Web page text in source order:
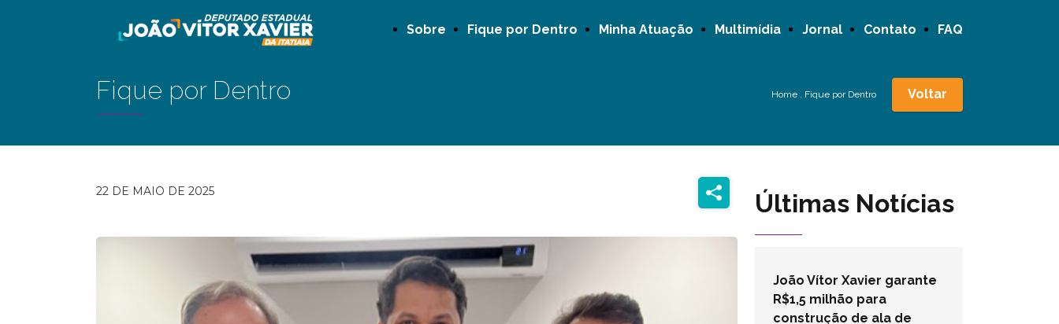
Sobre Fique por Dentro Minha Atuação Multimídia Jornal Contato FAQ
Fique por Dentro Home . Fique por Dentro Voltar
22 DE MAIO DE 2025 Últimas Notícias
João Vítor Xavier garante
R$1,5 milhão para
construção de ala de